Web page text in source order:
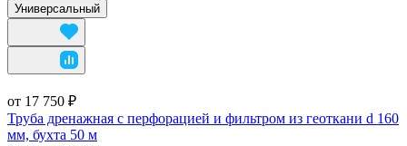
Универсальный
от 17 750 ₽
Труба дренажная с перфорацией и фильтром из геоткани d 160
мм, бухта 50 м